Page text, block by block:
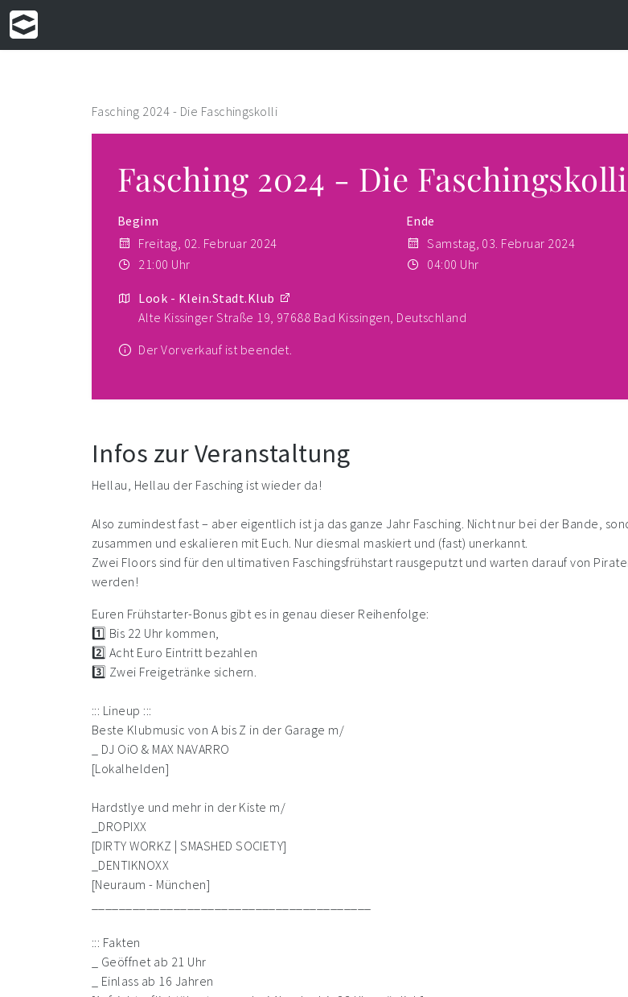
Fasching 2024 - Die Faschingskolli
Fasching 2024 - Die Faschingskolli
Beginn
Freitag, 02. Februar 2024
21:00 Uhr
Ende
Samstag, 03. Februar 2024
04:00 Uhr
Look - Klein.Stadt.Klub
Alte Kissinger Straße 19, 97688 Bad Kissingen, Deutschland
Der Vorverkauf ist beendet.
Infos zur Veranstaltung
Hellau, Hellau der Fasching ist wieder da!
Also zumindest fast – aber eigentlich ist ja das ganze Jahr Fasching. Nicht nur bei der Bande,
zusammen und eskalieren mit Euch. Nur diesmal maskiert und (fast) unerkannt.
Zwei Floors sind für den ultimativen Faschingsfrühstart rausgeputzt und warten darauf von
werden!
Euren Frühstarter-Bonus gibt es in genau dieser Reihenfolge:
1️⃣ Bis 22 Uhr kommen,
2️⃣ Acht Euro Eintritt bezahlen
3️⃣ Zwei Freigetränke sichern.
::: Lineup :::
Beste Klubmusic von A bis Z in der Garage m/
_ DJ OiO & MAX NAVARRO
[Lokalhelden]
Hardstlye und mehr in der Kiste m/
_DROPIXX
[DIRTY WORKZ | SMASHED SOCIETY]
_DENTIKNOXX
[Neuraum - München]
::: Fakten
_ Geöffnet ab 21 Uhr
_ Einlass ab 16 Jahren